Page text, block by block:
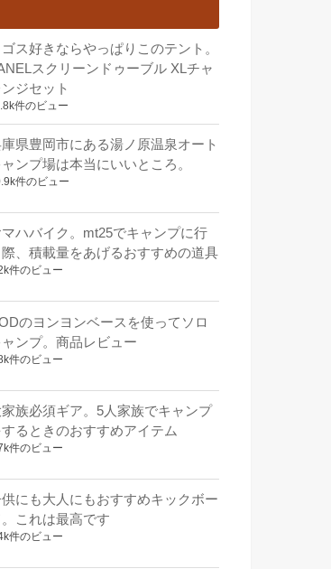
ゴス好きならやっぱりこのテント。
スクリーンドゥーブル XLチャ
ンジセット
件のビュー
県豊岡市にある湯ノ原温泉オート
ンプ場は本当にいいところ。
件のビュー
マハバイク。mt25でキャンプに行
際、積載量をあげるおすすめの道具
件のビュー
のヨンヨンベースを使ってソロ
ャンプ。商品レビュー
件のビュー
家族必須ギア。5人家族でキャンプ
するときのおすすめアイテム
件のビュー
にも大人にもおすすめキックボー
。これは最高です
件のビュー